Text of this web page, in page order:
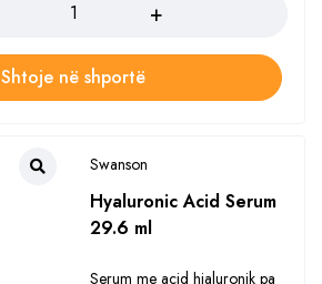
Shtoje në shportë
Swanson
Hyaluronic Acid Serum
29.6 ml
Serum me acid hialuronik pa